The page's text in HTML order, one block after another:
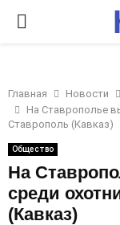
P
I
M
A
Главная Новости
На Ставрополье
Ставрополь (Кавказ)
Общество
На
среди
(Кавказ)